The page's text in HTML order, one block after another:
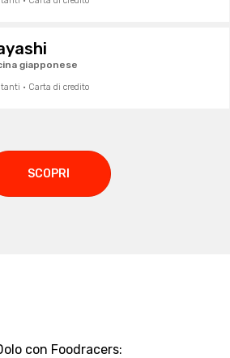
giapponese
· Carta di credito
SCOPRI
con Foodracers: